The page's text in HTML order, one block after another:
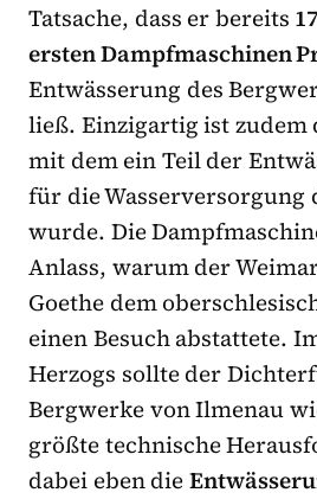
Tatsache, dass er bereits
ersten Dampfmaschinen
Entwässerung des
ließ. Einzigartig ist zudem
mit dem ein Teil der
für die Wasserversorgung
wurde. Die
Anlass, warum der
Goethe dem
einen Besuch abstattete.
Herzogs sollte der
Bergwerke von Ilmenau
größte technische
dabei eben die